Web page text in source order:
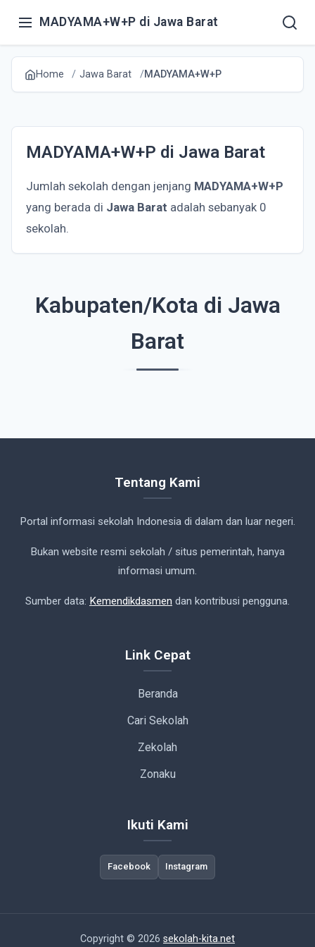
MADYAMA+W+P di Jawa Barat
Home Jawa Barat MADYAMA+W+P
MADYAMA+W+P di Jawa Barat
Jumlah sekolah dengan jenjang MADYAMA+W+P
yang berada di Jawa Barat adalah sebanyak 0
sekolah.
Kabupaten/Kota di Jawa
Barat
Tentang Kami
Portal informasi sekolah Indonesia di dalam dan luar negeri.
Bukan website resmi sekolah / situs pemerintah, hanya
informasi umum.
Sumber data: Kemendikdasmen dan kontribusi pengguna.
Link Cepat
Beranda
Cari Sekolah
Zekolah
Zonaku
Ikuti Kami
Facebook Instagram
Copyright © 2026 sekolah-kita.net